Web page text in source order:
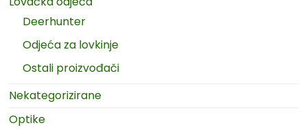
Deerhunter
Odjeća za lovkinje
Ostali proizvođači
Nekategorizirane
Optike